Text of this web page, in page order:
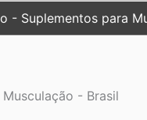
- Suplementos para
- Brasil